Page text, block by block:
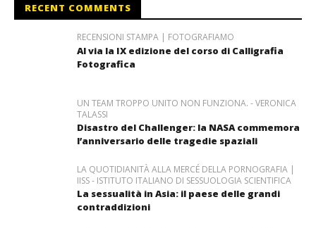
RECENT COMMENTS
RECENSIONI STAMPA | FOTOGRAFIAMO
Al via la IX edizione del corso di Calligrafia
Fotografica
UN TEAM TROPPO UNITO NON FUNZIONA. - VERONICA
TALASSI
Disastro del Challenger: la NASA commemora
l’anniversario delle tragedie spaziali
LA QUOTIDIANITÀ ALLA MERCÉ DELLA PORNOGRAFIA |
IISS - ISTITUTO ITALIANO DI SESSUOLOGIA SCIENTIFICA
La sessualità in Asia: il paese delle grandi
contraddizioni